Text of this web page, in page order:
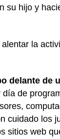
su hijo y
la
delante de
día de
cuidado los
sitios web